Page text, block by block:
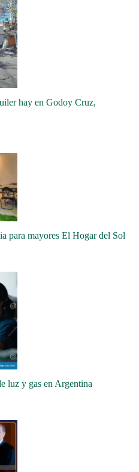
hay en Godoy Cruz,
para mayores El Hogar del Sol
luz y gas en Argentina